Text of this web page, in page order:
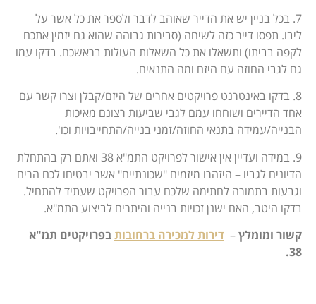
7. בכל בניין יש את הדייר שאוהב לדבר ולספר את כל אשר על
ליבו. תפסו דייר כזה לשיחה (סבירות גבוהה שהוא גם יזמין אתכם
לקפה בביתו) ותשאלו את כל השאלות העולות בראשכם. בדקו עמו
גם לגבי החוזה עם היזם ומה התנאים.
8. בדקו באינטרנט פרויקטים אחרים של היזם/קבלן וצרו קשר עם
אחד הדיירים ושוחחו עמם לגבי שביעות רצונם מאיכות
הבנייה/עמידה בתנאי החוזה/זמני בנייה/התחייבויות וכו'.
9. במידה ועדיין אין אישור לפרויקט התמ"א 38 ואתם רק בהתחלת
הדיונים לגביו – היזהרו מיזמים "שכונתיים" אשר יבטיחו לכם הרים
וגבעות בתמורה לחתימה שלכם עבור הפרויקט שעתיד להתחיל.
בדקו היטב, האם ישנן זכויות בנייה והיתרים לביצוע התמ"א.
קשור ומומלץ– דירות למכירה ברחובותבפרויקטים תמ"א
38.